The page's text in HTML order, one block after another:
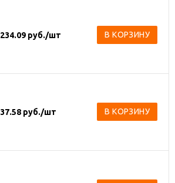
234.09 руб./шт В КОРЗИНУ
37.58 руб./шт В КОРЗИНУ